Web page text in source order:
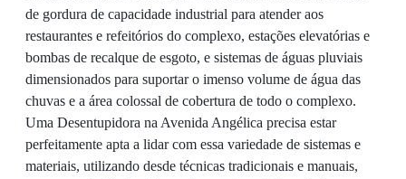
de gordura de capacidade industrial para atender aos
restaurantes e refeitórios do complexo, estações elevatórias e
bombas de recalque de esgoto, e sistemas de águas pluviais
dimensionados para suportar o imenso volume de água das
chuvas e a área colossal de cobertura de todo o complexo.
Uma Desentupidora na Avenida Angélica precisa estar
perfeitamente apta a lidar com essa variedade de sistemas e
materiais, utilizando desde técnicas tradicionais e manuais,